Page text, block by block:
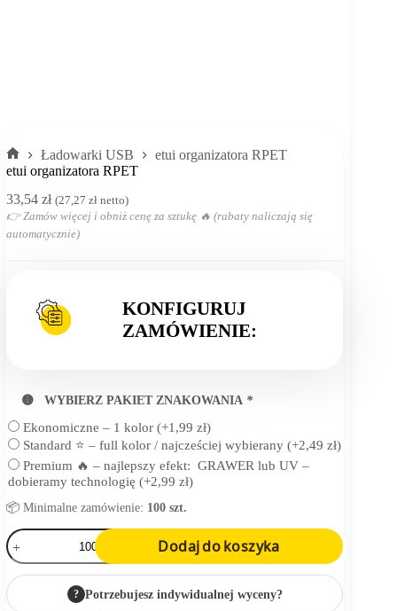
Strona
Ładowarki USB
etui organizatora RPET
etui organizatora RPET
33,54 zł (27,27 zł netto)
👉 Zamów więcej i obniż cenę za sztukę 🔥 (rabaty naliczają się
automatycznie)
KONFIGURUJ
ZAMÓWIENIE:
🟡 WYBIERZ PAKIET ZNAKOWANIA *
Ekonomiczne – 1 kolor (+1,99 zł)
Standard ⭐ – full kolor / najcześciej wybierany (+2,49 zł)
Premium 🔥 – najlepszy efekt: GRAWER lub UV –
dobieramy technologię (+2,99 zł)
📦 Minimalne zamówienie: 100 szt.
ilość
etui
organizatora
RPET
Dodaj do koszyka
? Potrzebujesz indywidualnej wyceny?